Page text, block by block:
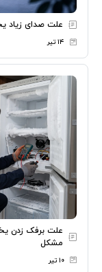
علت صدای زیاد
۱۴ تیر
علت برفک زدن
مشکل
۱۰ تیر